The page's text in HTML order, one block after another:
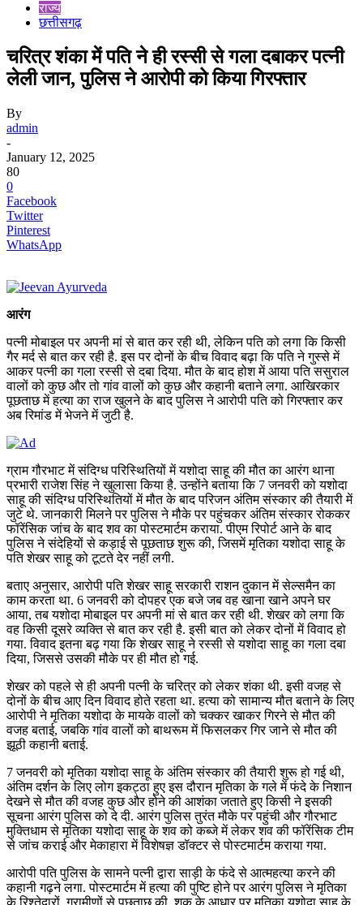
राज्य
छत्तीसगढ़
चरित्र शंका में पति ने ही रस्सी से गला दबाकर पत्नी
लेली जान, पुलिस ने आरोपी को किया गिरफ्तार
By
admin
-
January 12, 2025
80
0
Facebook
Twitter
Pinterest
WhatsApp
आरंग
पत्नी मोबाइल पर अपनी मां से बात कर रही थी, लेकिन पति को लगा कि किसी
गैर मर्द से बात कर रही है. इस पर दोनों के बीच विवाद बढ़ा कि पति ने गुस्से में
आकर पत्नी का गला रस्सी से दबा दिया. मौत के बाद होश में आया पति ससुराल
वालों को कुछ और तो गांव वालों को कुछ और कहानी बताने लगा. आखिरकार
पूछताछ में हत्या का राज खुलने के बाद पुलिस ने आरोपी पति को गिरफ्तार कर
अब रिमांड में भेजने में जुटी है.
ग्राम गौरभाट में संदिग्ध परिस्थितियों में यशोदा साहू की मौत का आरंग थाना
प्रभारी राजेश सिंह ने खुलासा किया है. उन्होंने बताया कि 7 जनवरी को यशोदा
साहू की संदिग्ध परिस्थितियों में मौत के बाद परिजन अंतिम संस्कार की तैयारी में
जुटे थे. जानकारी मिलने पर पुलिस ने मौके पर पहुंचकर अंतिम संस्कार रोककर
फॉरेंसिक जांच के बाद शव का पोस्टमार्टम कराया. पीएम रिपोर्ट आने के बाद
पुलिस ने संदेहियों से कड़ाई से पूछताछ शुरू की, जिसमें मृतिका यशोदा साहू के
पति शेखर साहू को टूटते देर नहीं लगी.
बताए अनुसार, आरोपी पति शेखर साहू सरकारी राशन दुकान में सेल्समैन का
काम करता था. 6 जनवरी को दोपहर एक बजे जब वह खाना खाने अपने घर
आया, तब यशोदा मोबाइल पर अपनी मां से बात कर रही थी. शेखर को लगा कि
वह किसी दूसरे व्यक्ति से बात कर रही है. इसी बात को लेकर दोनों में विवाद हो
गया. विवाद इतना बढ़ गया कि शेखर साहू ने रस्सी से यशोदा साहू का गला दबा
दिया, जिससे उसकी मौके पर ही मौत हो गई.
शेखर को पहले से ही अपनी पत्नी के चरित्र को लेकर शंका थी. इसी वजह से
दोनों के बीच आए दिन विवाद होते रहता था. हत्या को सामान्य मौत बताने के लिए
आरोपी ने मृतिका यशोदा के मायके वालों को चक्कर खाकर गिरने से मौत की
वजह बताई, जबकि गांव वालों को बाथरूम में फिसलकर गिर जाने से मौत की
झूठी कहानी बताई.
7 जनवरी को मृतिका यशोदा साहू के अंतिम संस्कार की तैयारी शुरू हो गई थी,
अंतिम दर्शन के लिए लोग इकट्ठा हुए इस दौरान मृतिका के गले में फंदे के निशान
देखने से मौत की वजह कुछ और होने की आशंका जताते हुए किसी ने इसकी
सूचना आरंग पुलिस को दे दी. आरंग पुलिस तुरंत मौके पर पहुंची और गौरभाट
मुक्तिधाम से मृतिका यशोदा साहू के शव को कब्जे में लेकर शव की फॉरेंसिक टीम
से जांच कराई और मेकाहारा में विशेषज्ञ डॉक्टर से पोस्टमार्टम कराया गया.
आरोपी पति पुलिस के सामने पत्नी द्वारा साड़ी के फंदे से आत्महत्या करने की
कहानी गढ़ने लगा. पोस्टमार्टम में हत्या की पुष्टि होने पर आरंग पुलिस ने मृतिका
के रिश्तेदारों, ग्रामीणों से पूछताछ की. शक के आधार पर मृतिका यशोदा साहू के